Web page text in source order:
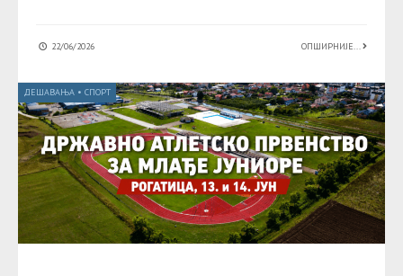
22/06/2026 ОПШИРНИЈЕ...
ДЕШАВАЊА • СПОРТ